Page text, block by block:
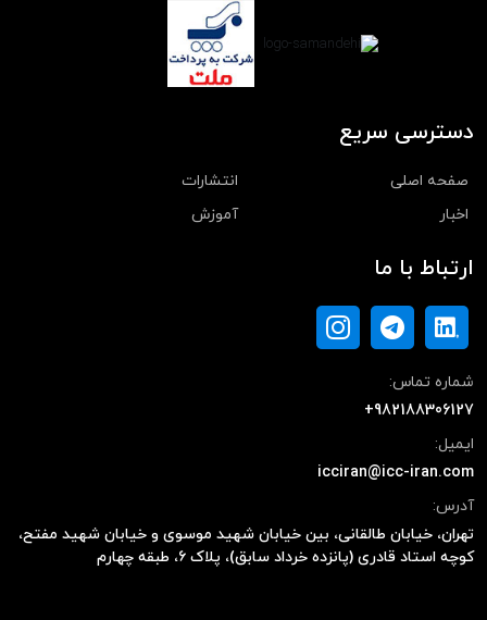
دسترسی سریع
صفحه اصلی
انتشارات
اخبار
آموزش
ارتباط با ما
شماره تماس:
+982188306127
ایمیل:
icciran@icc-iran.com
آدرس:
تهران، خیابان طالقانی، بین خیابان شهید موسوی و خیابان شهید مفتح،
کوچه استاد قادری (پانزده خرداد سابق)، پلاک ۶، طبقه چهارم